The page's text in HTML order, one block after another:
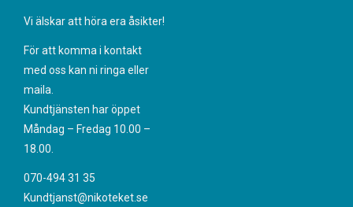
Vi älskar att höra era åsikter!
För att komma i kontakt
med oss kan ni ringa eller
maila.
Kundtjänsten har öppet
Måndag – Fredag 10.00 –
18.00.
070-494 31 35
Kundtjanst@nikoteket.se